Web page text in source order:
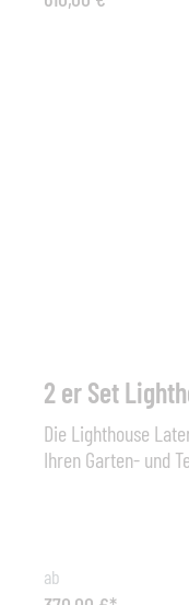
Sommerabenden
2 er Set
Die Lighthouse
Ihren Garten- und Terrassenbereich. Das funktionale
Atmosphäre. Die
Atmosphäre, um einen
ab